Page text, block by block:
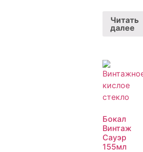
Читать
далее
Бокал
Винтаж
Сауэр
155мл